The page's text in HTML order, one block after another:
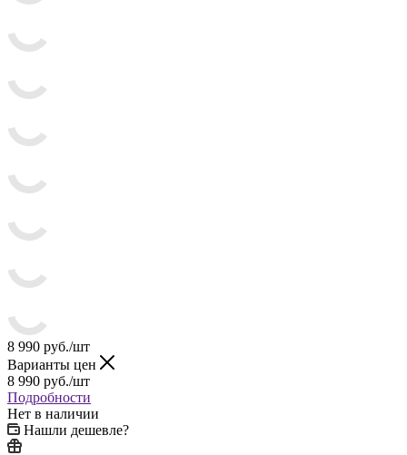
8 990 руб./шт
Варианты цен
8 990 руб./шт
Подробности
Нет в наличии
Нашли дешевле?